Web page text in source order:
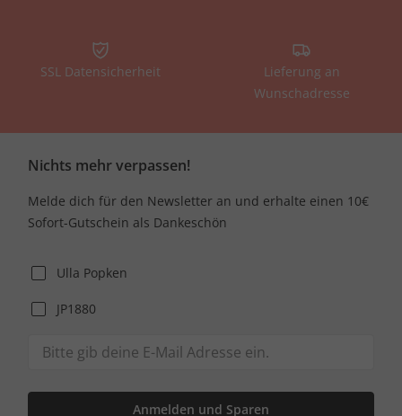
SSL Datensicherheit
Lieferung an
Wunschadresse
Nichts mehr verpassen!
Melde dich für den Newsletter an und erhalte einen 10€
Sofort-Gutschein als Dankeschön
Ulla Popken
JP1880
Anmelden und Sparen